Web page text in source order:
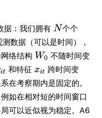
据：我们拥有
个个
数据（可以是时间），
络结构
不随时间变
和特征
跨时间变
在考察期内是固定的。
如在相对短的时间窗口
可以近似视为稳定。A6